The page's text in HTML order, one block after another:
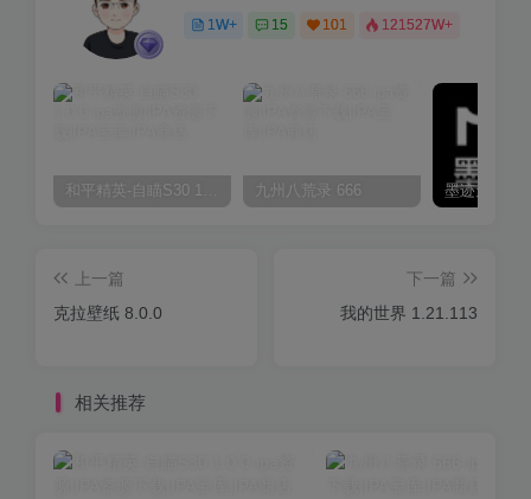
1W+ 15 101 121527W+
和平精英-自瞄S30 1.0.0 九州八荒录 666
上一篇
克拉壁纸 8.0.0
下一篇
我的世界 1.21.113
相关推荐